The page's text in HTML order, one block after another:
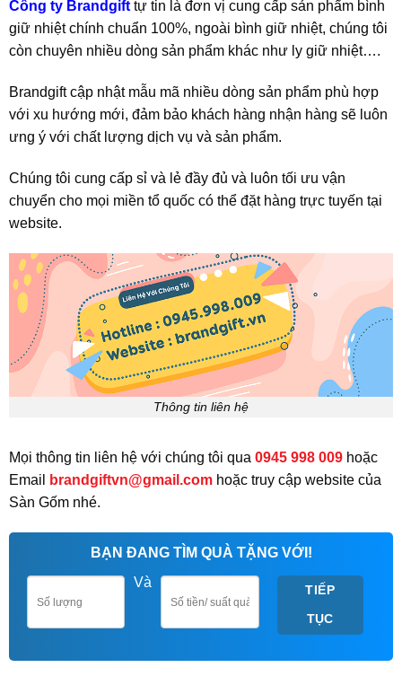
Công ty Brandgifttự tin là đơn vị cung cấp sản phẩm bình
giữ nhiệt chính chuẩn 100%, ngoài bình giữ nhiệt, chúng tôi
còn chuyên nhiều dòng sản phẩm khác như ly giữ nhiệt….
Brandgift cập nhật mẫu mã nhiều dòng sản phẩm phù hợp
với xu hướng mới, đảm bảo khách hàng nhận hàng sẽ luôn
ưng ý với chất lượng dịch vụ và sản phẩm.
Chúng tôi cung cấp sỉ và lẻ đầy đủ và luôn tối ưu vận
chuyển cho mọi miền tổ quốc có thể đặt hàng trực tuyến tại
website.
Thông tin liên hệ
Mọi thông tin liên hệ với chúng tôi qua 0945 998 009hoặc
Email
brandgiftvn@gmail.comhoặc truy cập website của
Sàn Gốm nhé.
BẠN ĐANG TÌM QUÀ TẶNG VỚI!
Và
TIẾP
TỤC